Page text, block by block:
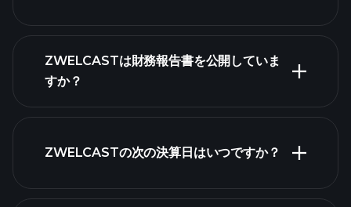
株式リ
スト
ZWELCASTは財務報告書を公開していま
すか？
ZWELCASTの次の決算日はいつですか？